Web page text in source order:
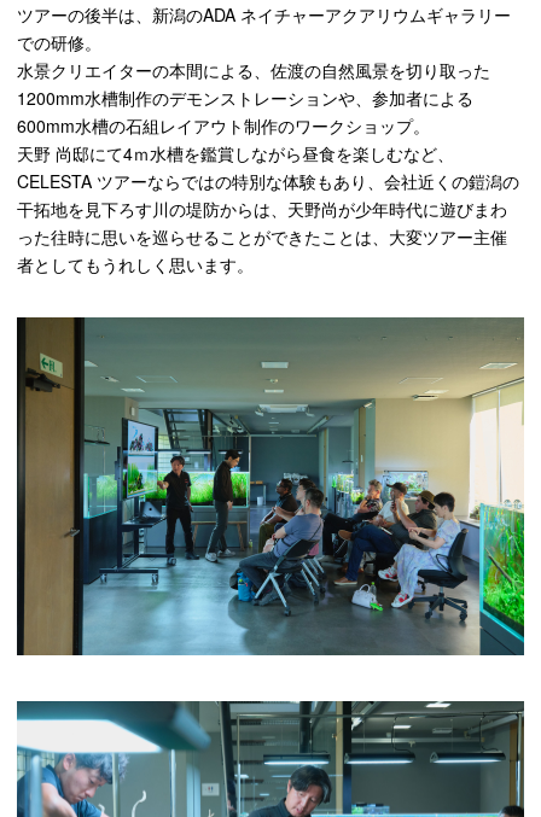
ツアーの後半は、新潟のADA ネイチャーアクアリウムギャラリー
での研修。
水景クリエイターの本間による、佐渡の自然風景を切り取った
1200mm水槽制作のデモンストレーションや、参加者による
600mm水槽の石組レイアウト制作のワークショップ。
天野 尚邸にて4ｍ⽔槽を鑑賞しながら昼⾷を楽しむなど、
CELESTA ツアーならではの特別な体験もあり、会社近くの鎧潟の
⼲拓地を⾒下ろす川の堤防からは、天野尚が少年時代に遊びまわ
った往時に思いを巡らせることができたことは、⼤変ツアー主催
者としてもうれしく思います。